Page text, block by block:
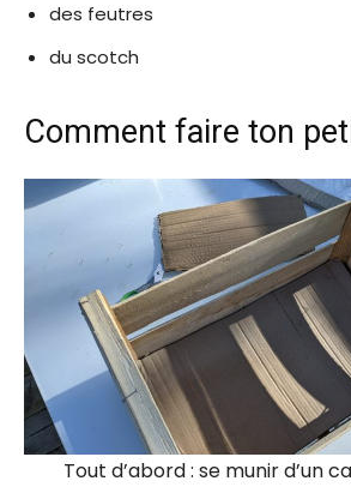
des feutres
du scotch
Comment faire ton
Tout d’abord : se munir d’un